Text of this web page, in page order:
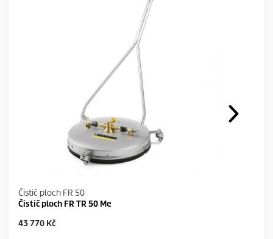
Čistič ploch FR 50
Čistič ploch FR TR 50 Me
C
43 770 Kč